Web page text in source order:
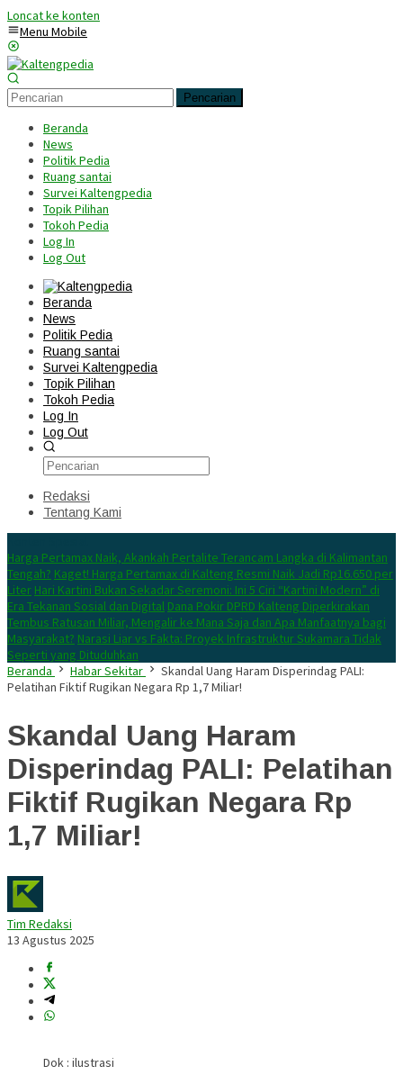
Loncat ke konten
Menu Mobile
Pencarian
Beranda
News
Politik Pedia
Ruang santai
Survei Kaltengpedia
Topik Pilihan
Tokoh Pedia
Log In
Log Out
Beranda
News
Politik Pedia
Ruang santai
Survei Kaltengpedia
Topik Pilihan
Tokoh Pedia
Log In
Log Out
Redaksi
Tentang Kami
Harga Pertamax Naik, Akankah Pertalite Terancam Langka di Kalimantan
Tengah? Kaget! Harga Pertamax di Kalteng Resmi Naik Jadi Rp16.650 per
Liter Hari Kartini Bukan Sekadar Seremoni: Ini 5 Ciri “Kartini Modern” di
Era Tekanan Sosial dan Digital Dana Pokir DPRD Kalteng Diperkirakan
Tembus Ratusan Miliar, Mengalir ke Mana Saja dan Apa Manfaatnya bagi
Masyarakat? Narasi Liar vs Fakta: Proyek Infrastruktur Sukamara Tidak
Seperti yang Dituduhkan
Beranda
Habar Sekitar
Skandal Uang Haram Disperindag PALI:
Pelatihan Fiktif Rugikan Negara Rp 1,7 Miliar!
Skandal Uang Haram
Disperindag PALI: Pelatihan
Fiktif Rugikan Negara Rp
1,7 Miliar!
Tim Redaksi
13 Agustus 2025
Dok : ilustrasi